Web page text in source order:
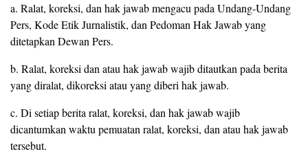
a. Ralat, koreksi, dan hak jawab mengacu pada Undang-Undang
Pers, Kode Etik Jurnalistik, dan Pedoman Hak Jawab yang
ditetapkan Dewan Pers.
b. Ralat, koreksi dan atau hak jawab wajib ditautkan pada berita
yang diralat, dikoreksi atau yang diberi hak jawab.
c. Di setiap berita ralat, koreksi, dan hak jawab wajib
dicantumkan waktu pemuatan ralat, koreksi, dan atau hak jawab
tersebut.